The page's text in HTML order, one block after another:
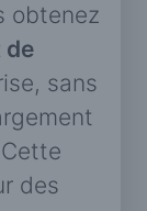
obtenez
de
sans
des